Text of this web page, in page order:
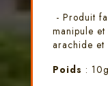
- Produit
manipule
arachide et
Poids : 10g